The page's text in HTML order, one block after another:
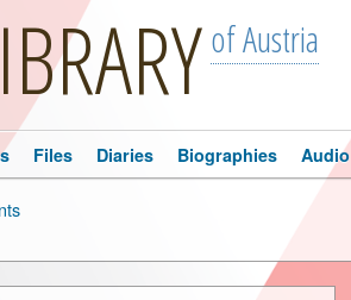
of Austria
Files Diaries Biographies Audio